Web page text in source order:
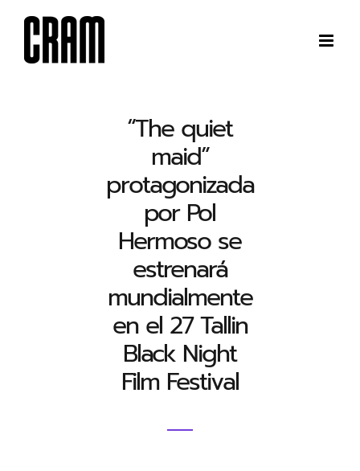
contenido
“The quiet
maid”
protagonizada
por Pol
Hermoso se
estrenará
mundialmente
en el 27 Tallin
Black Night
Film Festival